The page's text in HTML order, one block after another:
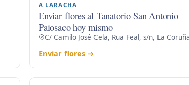
A LARACHA
Enviar flores al Tanatorio San Antonio
Paiosaco hoy mismo
C/ Camilo José Cela, Rua Feal, s/n, La
Enviar flores →